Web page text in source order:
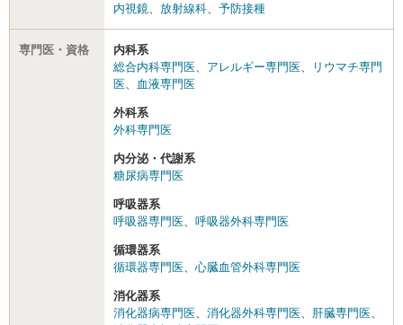
内視鏡
放射線科 予防接種
専門医・資格
内科系
総合内科専門医
アレルギー専門医
リウマチ専門
医
血液専門医
外科系
外科専門医
内分泌・代謝系
糖尿病専門医
呼吸器系
呼吸器専門医
呼吸器外科専門医
循環器系
循環器専門医
心臓血管外科専門医
消化器系
消化器病専門医
消化器外科専門医 肝臓専門医